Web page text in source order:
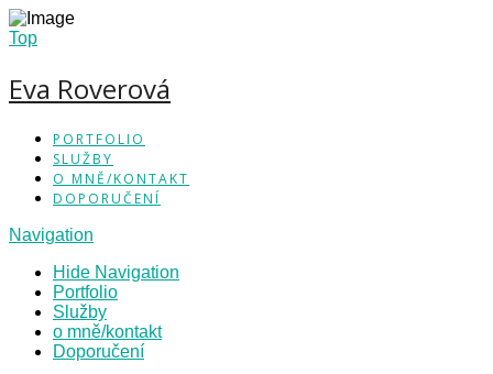
Top
Eva Roverová
PORTFOLIO
SLUŽBY
O MNĚ/KONTAKT
DOPORUČENÍ
Navigation
Hide Navigation
Portfolio
Služby
o mně/kontakt
Doporučení